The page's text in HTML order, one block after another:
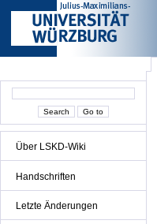
Über LSKD-Wiki
Handschriften
Letzte Änderungen